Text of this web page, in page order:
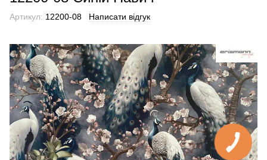
Артикул: 12200-08 Написати відгук